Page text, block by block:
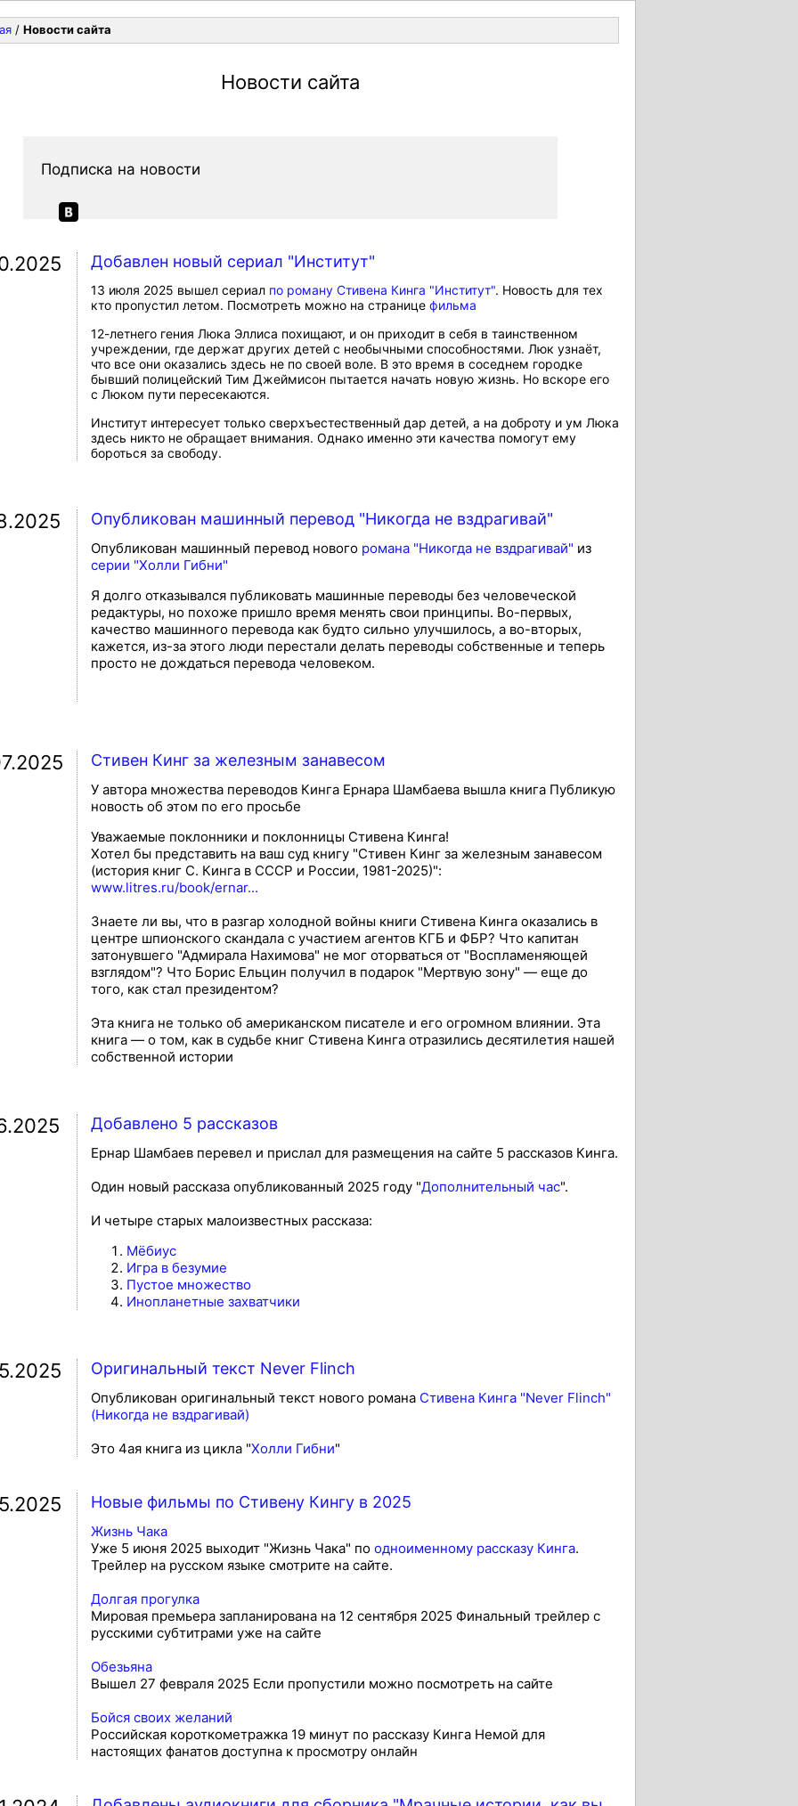
/ Новости сайта
Новости сайта
Подписка на новости
Добавлен новый сериал "Институт"
13 июля 2025 вышел сериал по роману Стивена Кинга "Институт". Новость для тех
кто пропустил летом. Посмотреть можно на странице фильма
12-летнего гения Люка Эллиса похищают, и он приходит в себя в таинственном
учреждении, где держат других детей с необычными способностями. Люк узнаёт,
что все они оказались здесь не по своей воле. В это время в соседнем городке
бывший полицейский Тим Джеймисон пытается начать новую жизнь. Но вскоре его
с Люком пути пересекаются.
Институт интересует только сверхъестественный дар детей, а на доброту и ум Люка
здесь никто не обращает внимания. Однако именно эти качества помогут ему
бороться за свободу.
Опубликован машинный перевод "Никогда не вздрагивай"
Опубликован машинный перевод нового романа "Никогда не вздрагивай" из
серии "Холли Гибни"
Я долго отказывался публиковать машинные переводы без человеческой
редактуры, но похоже пришло время менять свои принципы. Во-первых,
качество машинного перевода как будто сильно улучшилось, а во-вторых,
кажется, из-за этого люди перестали делать переводы собственные и теперь
просто не дождаться перевода человеком.
Стивен Кинг за железным занавесом
У автора множества переводов Кинга Ернара Шамбаева вышла книга Публикую
новость об этом по его просьбе
Уважаемые поклонники и поклонницы Стивена Кинга!
Хотел бы представить на ваш суд книгу "Стивен Кинг за железным занавесом
(история книг С. Кинга в СССР и России, 1981-2025)":
www.litres.ru/book/ernar...
Знаете ли вы, что в разгар холодной войны книги Стивена Кинга оказались в
центре шпионского скандала с участием агентов КГБ и ФБР? Что капитан
затонувшего "Адмирала Нахимова" не мог оторваться от "Воспламеняющей
взглядом"? Что Борис Ельцин получил в подарок "Мертвую зону" — еще до
того, как стал президентом?
Эта книга не только об американском писателе и его огромном влиянии. Эта
книга — о том, как в судьбе книг Стивена Кинга отразились десятилетия нашей
собственной истории
Добавлено 5 рассказов
Ернар Шамбаев перевел и прислал для размещения на сайте 5 рассказов Кинга.
Один новый рассказа опубликованный 2025 году "Дополнительный час".
И четыре старых малоизвестных рассказа:
Мёбиус
Игра в безумие
Пустое множество
Инопланетные захватчики
Оригинальный текст Never Flinch
Опубликован оригинальный текст нового романа Стивена Кинга "Never Flinch"
(Никогда не вздрагивай)
Это 4ая книга из цикла "Холли Гибни"
Новые фильмы по Стивену Кингу в 2025
Жизнь Чака
Уже 5 июня 2025 выходит "Жизнь Чака" по одноименному рассказу Кинга.
Трейлер на русском языке смотрите на сайте.
Долгая прогулка
Мировая премьера запланирована на 12 сентября 2025 Финальный трейлер с
русскими субтитрами уже на сайте
Обезьяна
Вышел 27 февраля 2025 Если пропустили можно посмотреть на сайте
Бойся своих желаний
Российская короткометражка 19 минут по рассказу Кинга Немой для
настоящих фанатов доступна к просмотру онлайн